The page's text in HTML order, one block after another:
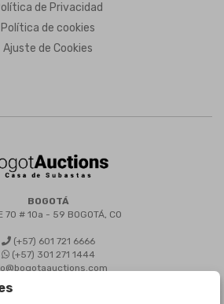
de Privacidad
Política de cookies
Ajuste de Cookies
BOGOTÁ
70 # 10a - 59 BOGOTÁ, CO
(+57) 601 721 6666
(+57) 301 271 1444